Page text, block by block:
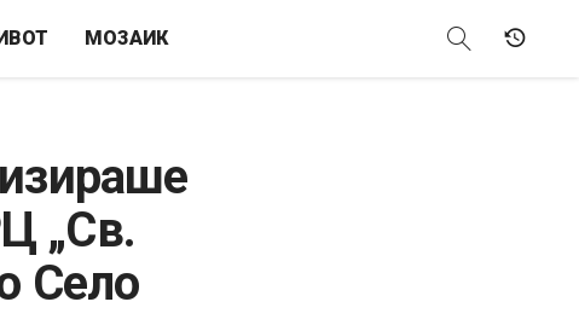
МОЗАИК
„Св.
Село